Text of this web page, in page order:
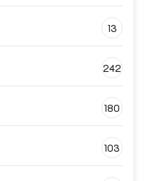
13
242
180
103